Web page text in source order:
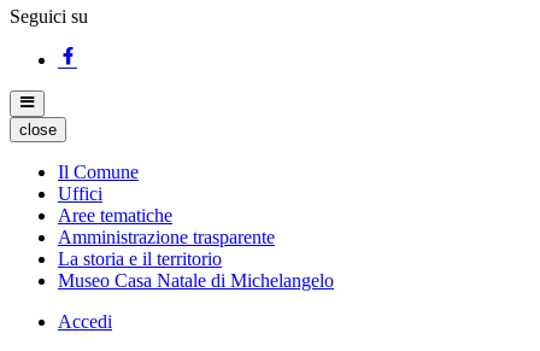
Seguici su
close
Il Comune
Uffici
Aree tematiche
Amministrazione trasparente
La storia e il territorio
Museo Casa Natale di Michelangelo
Accedi